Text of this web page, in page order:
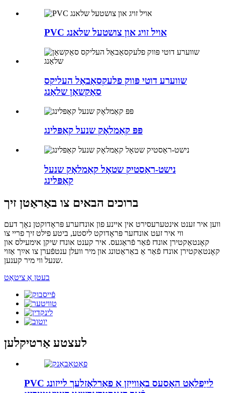
PVC אויל זויג און צושטעל שלאנג
שווערע דוטי פּווק פלעקסאַבאַל העליקס
סאַקשאַן שלאַנג
פּפּ קאַמלאָק שנעל קאַפּלינג
נישט-ראַסטיק שטאָל קאַמלאָק שנעל
קאַפּלינג
ברוכים הבאים צו באַראַטן זיך
ווען איר זענט אינטערעסירט אין איינע פון ​​אונדזערע פּראָדוקטן נאָך דעם
ווי איר זעט אונדזער פּראָדוקט ליסטע, ביטע פילט זיך פריי צו
קאָנטאַקטירן אונדז פֿאַר פֿראַגעס. איר קענט אונדז שיקן אימעילס און
קאָנטאַקטירן אונדז פֿאַר אַ באַראַטונג און מיר וועלן ענטפֿערן צו אײַך אַזוי
שנעל ווי מיר קענען.
בעטן אַ ציטאַט
לעצטע אַרטיקלען
PVC לייַפלאַט האָסעס באַווייַזן אַ פאַרלאָזלעך לייזונג